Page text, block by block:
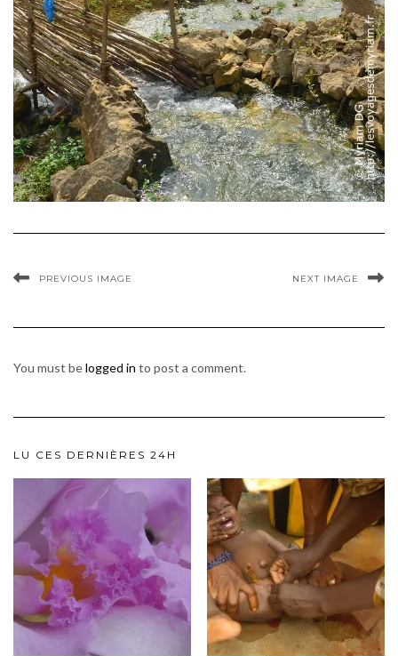
PREVIOUS IMAGE NEXT IMAGE
You must belogged in to post a comment.
LU CES DERNIÈRES 24H